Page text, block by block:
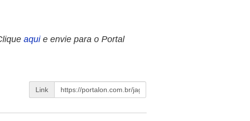
aqui e envie para o Portal
Link